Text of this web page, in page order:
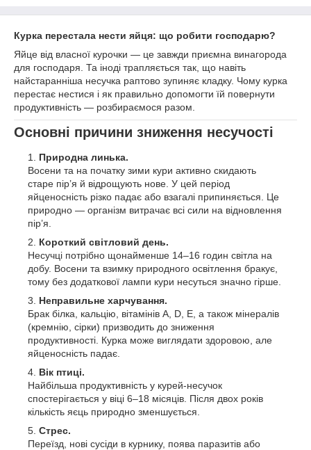
Курка перестала нести яйця: що робити господарю?
Яйце від власної курочки — це завжди приємна винагорода
для господаря. Та іноді трапляється так, що навіть
найстаранніша несучка раптово зупиняє кладку. Чому курка
перестає нестися і як правильно допомогти їй повернути
продуктивність — розбираємося разом.
Основні причини зниження несучості
Природна линька.
Восени та на початку зими кури активно скидають
старе пір’я й відрощують нове. У цей період
яйценосність різко падає або взагалі припиняється. Це
природно — організм витрачає всі сили на відновлення
пір’я.
Короткий світловий день.
Несучці потрібно щонайменше 14–16 годин світла на
добу. Восени та взимку природного освітлення бракує,
тому без додаткової лампи кури несуться значно гірше.
Неправильне харчування.
Брак білка, кальцію, вітамінів А, D, Е, а також мінералів
(кремнію, сірки) призводить до зниження
продуктивності. Курка може виглядати здоровою, але
яйценосність падає.
Вік птиці.
Найбільша продуктивність у курей-несучок
спостерігається у віці 6–18 місяців. Після двох років
кількість яєць природно зменшується.
Стрес.
Переїзд, нові сусіди в курнику, поява паразитів або